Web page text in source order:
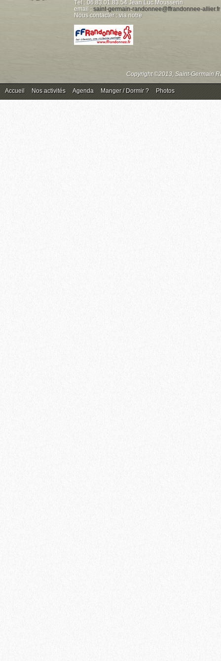
Tél : 06.83.01.83.54 Jean Luc Mousserin
email : saint-germain-randonnee@ffrandonnee-allier.fr
Nous contacter : via notre
Copyright ©2013, Saint-Germain
Accueil Nos activités Agenda Manger / Dormir ? Photos